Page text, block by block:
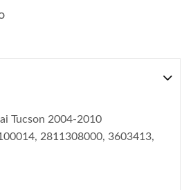
Tucson 2004-2010
2811308000, 3603413,